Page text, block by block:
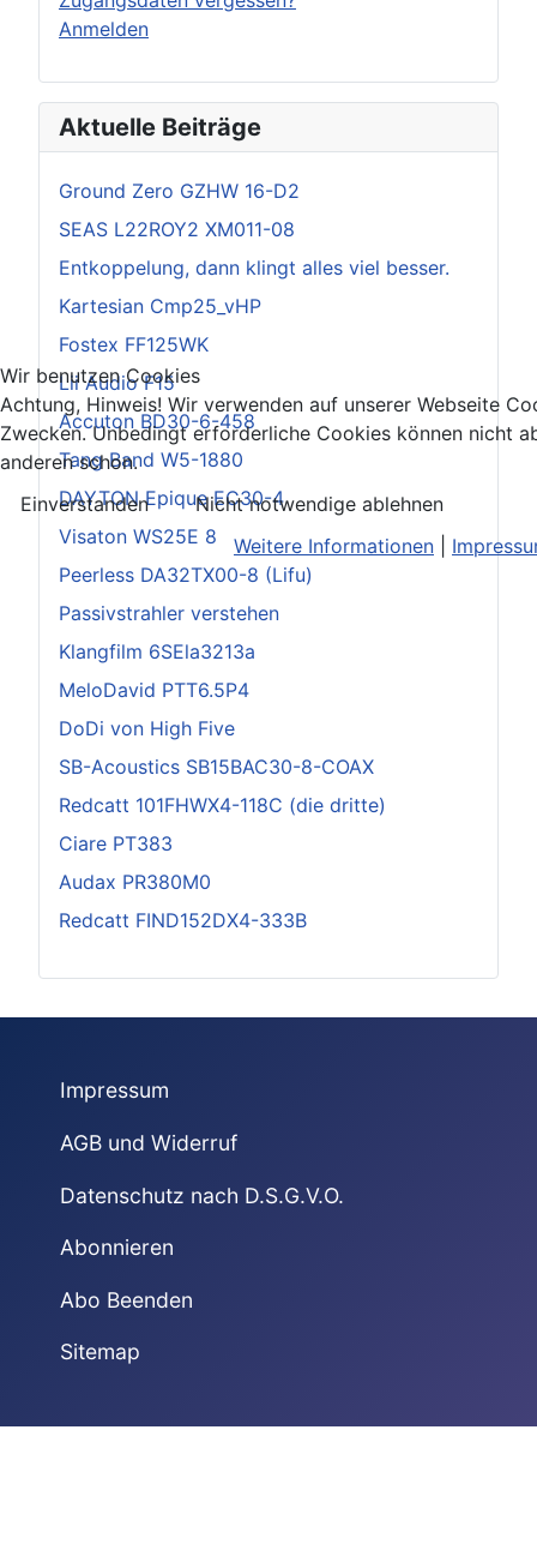
Anmelden
Aktuelle Beiträge
Ground Zero GZHW 16-D2
SEAS L22ROY2 XM011-08
Entkoppelung, dann klingt alles viel besser.
Kartesian Cmp25_vHP
Fostex FF125WK
Lii Audio F15
Accuton BD30-6-458
Tang Band W5-1880
DAYTON Epique EC30-4
Visaton WS25E 8
Peerless DA32TX00-8 (Lifu)
Passivstrahler verstehen
Klangfilm 6SEla3213a
MeloDavid PTT6.5P4
DoDi von High Five
SB-Acoustics SB15BAC30-8-COAX
Redcatt 101FHWX4-118C (die dritte)
Ciare PT383
Audax PR380M0
Redcatt FIND152DX4-333B
Impressum
AGB und Widerruf
Datenschutz nach D.S.G.V.O.
Abonnieren
Abo Beenden
Sitemap
Wir benutzen Cookies
Achtung, Hinweis! Wir verwenden auf unserer Webseite
Zwecken. Unbedingt erforderliche Cookies können nicht
anderen schon.
Einverstanden
Nicht notwendige ablehnen
Weitere Informationen